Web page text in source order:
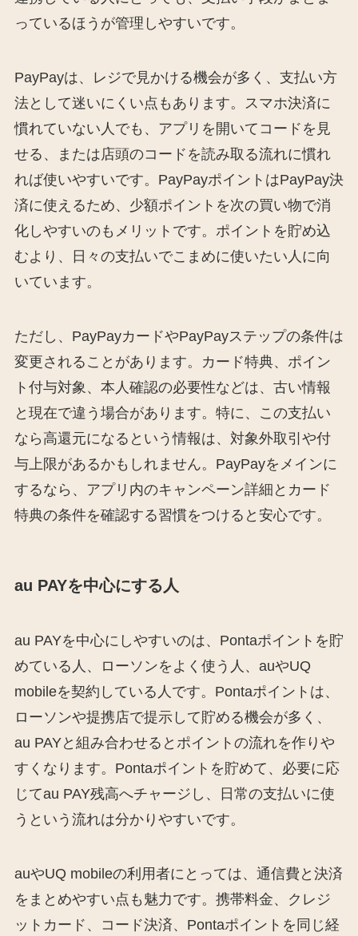
っているほうが管理しやすいです。
PayPayは、レジで見かける機会が多く、支払い方
法として迷いにくい点もあります。スマホ決済に
慣れていない人でも、アプリを開いてコードを見
せる、または店頭のコードを読み取る流れに慣れ
れば使いやすいです。PayPayポイントはPayPay決
済に使えるため、少額ポイントを次の買い物で消
化しやすいのもメリットです。ポイントを貯め込
むより、日々の支払いでこまめに使いたい人に向
いています。
ただし、PayPayカードやPayPayステップの条件は
変更されることがあります。カード特典、ポイン
ト付与対象、本人確認の必要性などは、古い情報
と現在で違う場合があります。特に、この支払い
なら高還元になるという情報は、対象外取引や付
与上限があるかもしれません。PayPayをメインに
するなら、アプリ内のキャンペーン詳細とカード
特典の条件を確認する習慣をつけると安心です。
au PAYを中心にする人
au PAYを中心にしやすいのは、Pontaポイントを貯
めている人、ローソンをよく使う人、auやUQ
mobileを契約している人です。Pontaポイントは、
ローソンや提携店で提示して貯める機会が多く、
au PAYと組み合わせるとポイントの流れを作りや
すくなります。Pontaポイントを貯めて、必要に応
じてau PAY残高へチャージし、日常の支払いに使
うという流れは分かりやすいです。
auやUQ mobileの利用者にとっては、通信費と決済
をまとめやすい点も魅力です。携帯料金、クレジ
ットカード、コード決済、Pontaポイントを同じ経